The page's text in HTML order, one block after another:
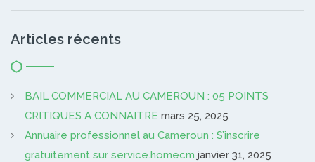
Articles récents
BAIL COMMERCIAL AU CAMEROUN : 05 POINTS
CRITIQUES A CONNAITRE mars 25, 2025
Annuaire professionnel au Cameroun : S’inscrire
gratuitement sur service.homecm janvier 31, 2025